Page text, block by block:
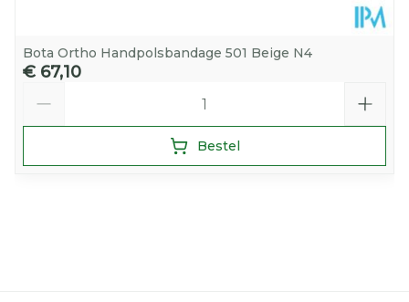
Bota Ortho Handpolsbandage 501 Beige N4
€ 67,10
Bestel